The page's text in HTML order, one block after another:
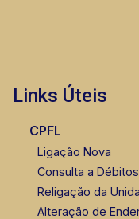
Links Úteis
CPFL
Ligação Nova
Consulta a
Religação da
Alteração de